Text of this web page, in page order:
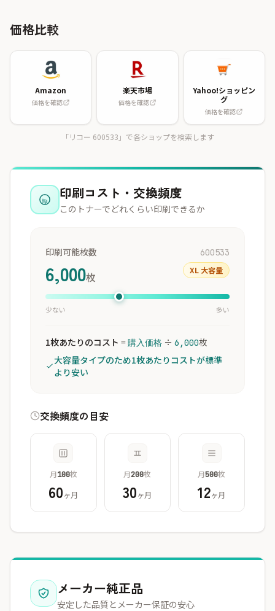
価格比較
Amazon
価格を確認
楽天市場
価格を確認
Yahoo!ショッピン
グ
価格を確認
「リコー 600533」で各ショップを検索します
印刷コスト・交換頻度
このトナーでどれくらい印刷できるか
印刷可能枚数
6,000枚
600533
XL 大容量
少ない 多い
1枚あたりのコスト =購入価格 ÷ 6,000枚
大容量タイプのため1枚あたりコストが標準
より安い
交換頻度の目安
月100枚
60ヶ月
月200枚
30ヶ月
月500枚
12ヶ月
メーカー純正品
安定した品質とメーカー保証の安心